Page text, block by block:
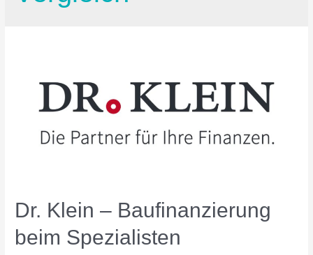
Dr. Klein – Baufinanzierung
beim Spezialisten